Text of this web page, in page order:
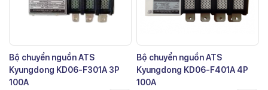
Bộ chuyển nguồn ATS
Kyungdong KD06-F301A 3P
100A
Bộ chuyển nguồn ATS
Kyungdong KD06-F401A 4P
100A